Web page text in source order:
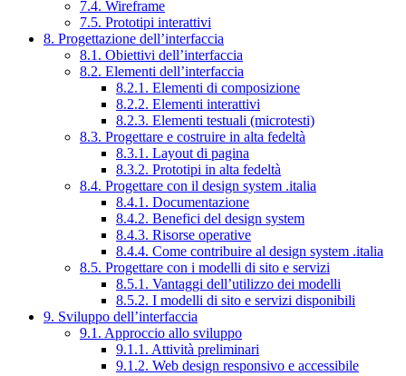
7.4. Wireframe
7.5. Prototipi interattivi
8. Progettazione dell’interfaccia
8.1. Obiettivi dell’interfaccia
8.2. Elementi dell’interfaccia
8.2.1. Elementi di composizione
8.2.2. Elementi interattivi
8.2.3. Elementi testuali (microtesti)
8.3. Progettare e costruire in alta fedeltà
8.3.1. Layout di pagina
8.3.2. Prototipi in alta fedeltà
8.4. Progettare con il design system .italia
8.4.1. Documentazione
8.4.2. Benefici del design system
8.4.3. Risorse operative
8.4.4. Come contribuire al design system .italia
8.5. Progettare con i modelli di sito e servizi
8.5.1. Vantaggi dell’utilizzo dei modelli
8.5.2. I modelli di sito e servizi disponibili
9. Sviluppo dell’interfaccia
9.1. Approccio allo sviluppo
9.1.1. Attività preliminari
9.1.2. Web design responsivo e accessibile